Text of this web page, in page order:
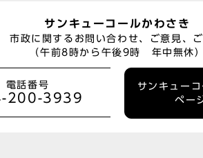
サンキューコールかわさき
市政に関するお問い合わせ、ご意見、
（午前8時から午後9時 年中無休）
電話番号
200-3939
サンキュー
ペー